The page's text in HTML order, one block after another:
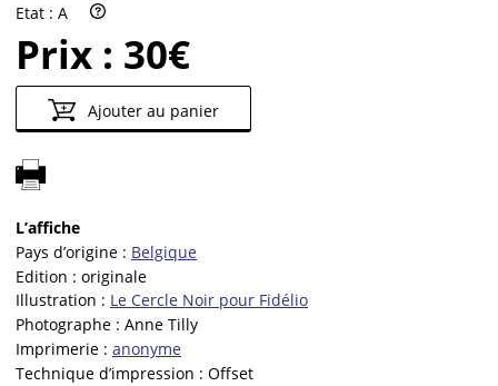
Etat : A
Prix : 30€
Ajouter au panier
L’affiche
Pays d’origine : Belgique
Edition : originale
Illustration : Le Cercle Noir pour Fidélio
Photographe : Anne Tilly
Imprimerie : anonyme
Technique d’impression : Offset